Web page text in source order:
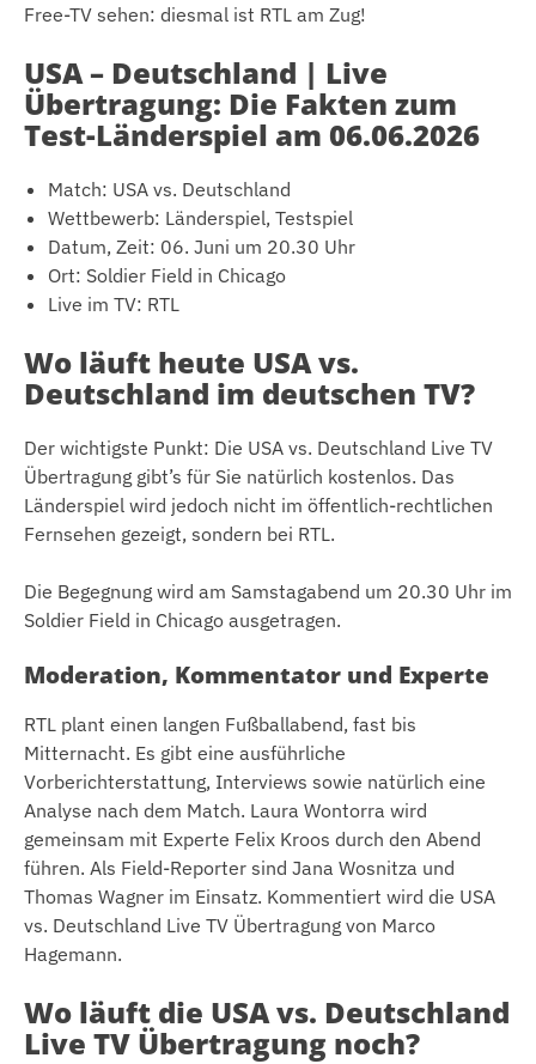
Free-TV sehen: diesmal ist RTL am Zug!
USA – Deutschland | Live
Übertragung: Die Fakten zum
Test-Länderspiel am 06.06.2026
Match: USA vs. Deutschland
Wettbewerb: Länderspiel, Testspiel
Datum, Zeit: 06. Juni um 20.30 Uhr
Ort: Soldier Field in Chicago
Live im TV: RTL
Wo läuft heute USA vs.
Deutschland im deutschen TV?
Der wichtigste Punkt: Die USA vs. Deutschland Live TV
Übertragung gibt’s für Sie natürlich kostenlos. Das
Länderspiel wird jedoch nicht im öffentlich-rechtlichen
Fernsehen gezeigt, sondern bei RTL.
Die Begegnung wird am Samstagabend um 20.30 Uhr im
Soldier Field in Chicago ausgetragen.
Moderation, Kommentator und Experte
RTL plant einen langen Fußballabend, fast bis
Mitternacht. Es gibt eine ausführliche
Vorberichterstattung, Interviews sowie natürlich eine
Analyse nach dem Match. Laura Wontorra wird
gemeinsam mit Experte Felix Kroos durch den Abend
führen. Als Field-Reporter sind Jana Wosnitza und
Thomas Wagner im Einsatz. Kommentiert wird die USA
vs. Deutschland Live TV Übertragung von Marco
Hagemann.
Wo läuft die USA vs. Deutschland
Live TV Übertragung noch?